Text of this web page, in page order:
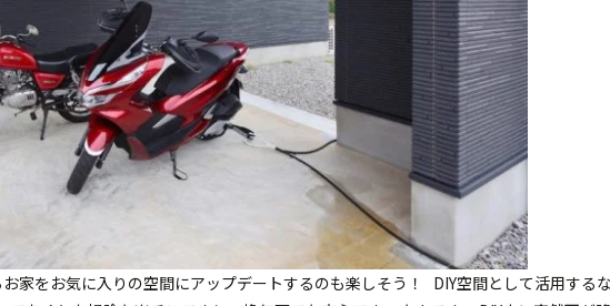
家をお気に入りの空間にアップデートするのも楽しそう！ DIY空間として活用する